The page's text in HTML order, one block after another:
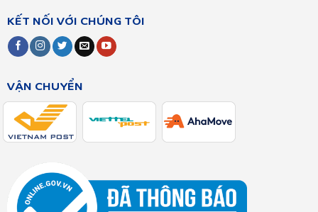
KẾT NỐI VỚI CHÚNG TÔI
VẬN CHUYỂN